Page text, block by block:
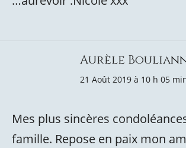
Aurèle
21 Août 2019 à 10 h 05
Mes plus sincères
famille. Repose en paix mon